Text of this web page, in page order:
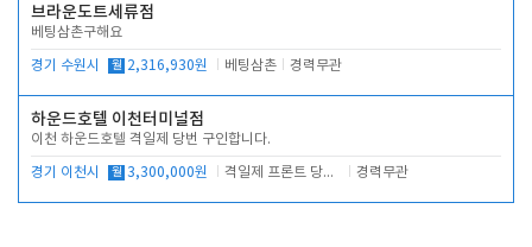
브라운도트세류점
베팅삼촌구해요
경기 수원시 월 2,316,930원 베팅삼촌 경력무관
하운드호텔 이천터미널점
이천 하운드호텔 격일제 당번 구인합니다.
경기 이천시 월 3,300,000원 격일제 프론트 당번 업무로 주차 및 객실 점검 경력무관